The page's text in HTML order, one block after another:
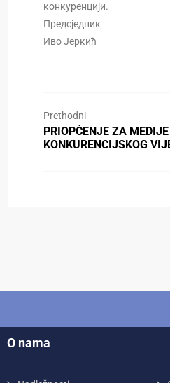
конкуренцији.
Предсједник
Иво Јеркић
Prethodni
PRIOPĆENJE ZA
KONKURENCIJSKOG
O nama